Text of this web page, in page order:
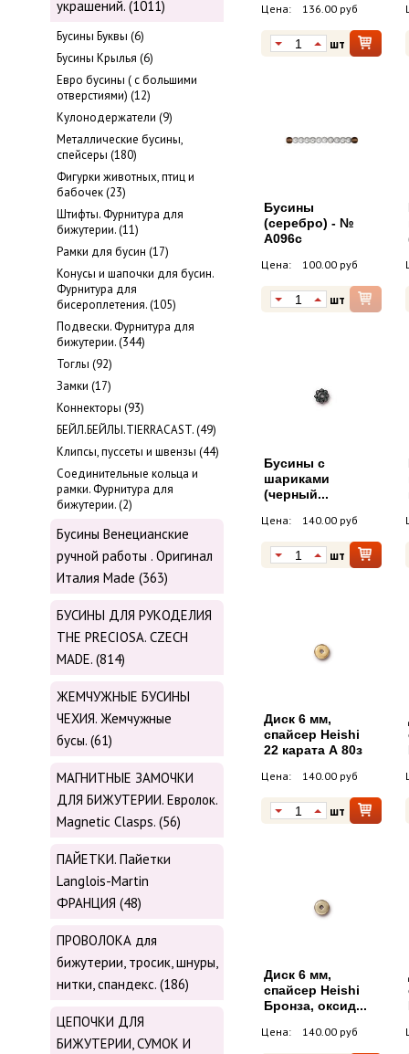
украшений. (1011)
Бусины Буквы (6)
Бусины Крылья (6)
Евро бусины ( с большими
отверстиями) (12)
Кулонодержатели (9)
Металлические бусины,
cпейсеры (180)
Фигурки животных, птиц и
бабочек (23)
Штифты. Фурнитура для
бижутерии. (11)
Рамки для бусин (17)
Конусы и шапочки для бусин.
Фурнитура для
бисероплетения. (105)
Подвески. Фурнитура для
бижутерии. (344)
Тоглы (92)
Замки (17)
Коннекторы (93)
БЕЙЛ.БЕЙЛЫ.TIERRACAST. (49)
Клипсы, пуссеты и швензы (44)
Соединительные кольца и
рамки. Фурнитура для
бижутерии. (2)
Бусины Венецианские
ручной работы . Оригинал
Италия Made (363)
БУСИНЫ ДЛЯ РУКОДЕЛИЯ
THE PRECIOSA. CZECH
MADE. (814)
ЖЕМЧУЖНЫЕ БУСИНЫ
ЧЕХИЯ. Жемчужные
бусы. (61)
МАГНИТНЫЕ ЗАМОЧКИ
ДЛЯ БИЖУТЕРИИ. Евролок.
Magnetic Сlasps. (56)
ПАЙЕТКИ. Пайетки
Langlois-Martin
ФРАНЦИЯ (48)
ПРОВОЛОКА для
бижутерии, тросик, шнуры,
нитки, cпандекс. (186)
ЦЕПОЧКИ ДЛЯ
БИЖУТЕРИИ, СУМОК И
Цена: 136.00 руб
шт
Бусины
(серебро) - №
A096c
Цена: 100.00 руб
шт
Бусины с
шариками
(черный...
Цена: 140.00 руб
шт
Диск 6 мм,
cпайсер Heishi
22 карата А 80з
Цена: 140.00 руб
шт
Диск 6 мм,
cпайсер Heishi
Бронза, оксид...
Цена: 140.00 руб